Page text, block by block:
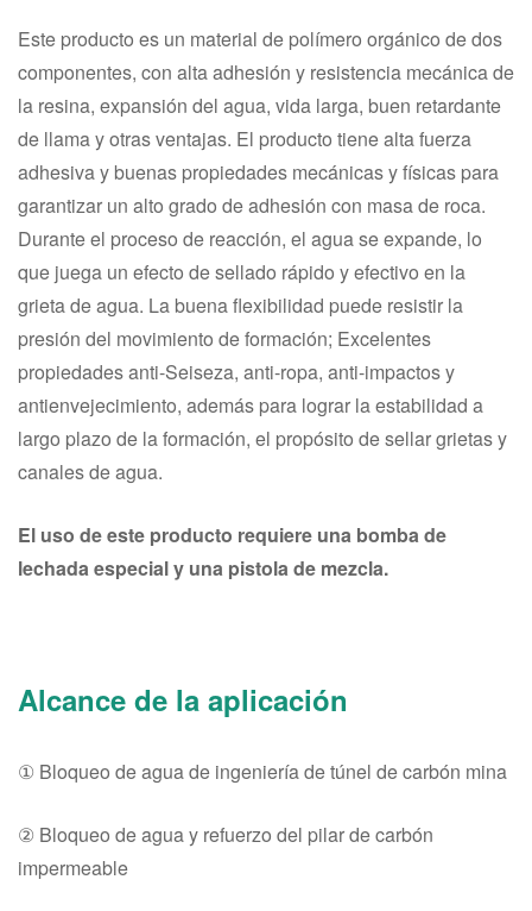
Este producto es un material de polímero orgánico de dos
componentes, con alta adhesión y resistencia mecánica de
la resina, expansión del agua, vida larga, buen retardante
de llama y otras ventajas. El producto tiene alta fuerza
adhesiva y buenas propiedades mecánicas y físicas para
garantizar un alto grado de adhesión con masa de roca.
Durante el proceso de reacción, el agua se expande, lo
que juega un efecto de sellado rápido y efectivo en la
grieta de agua. La buena flexibilidad puede resistir la
presión del movimiento de formación; Excelentes
propiedades anti-Seiseza, anti-ropa, anti-impactos y
antienvejecimiento, además para lograr la estabilidad a
largo plazo de la formación, el propósito de sellar grietas y
canales de agua.
El uso de este producto requiere una bomba de
lechada especial y una pistola de mezcla.
Alcance de la aplicación
① Bloqueo de agua de ingeniería de túnel de carbón mina
② Bloqueo de agua y refuerzo del pilar de carbón
impermeable